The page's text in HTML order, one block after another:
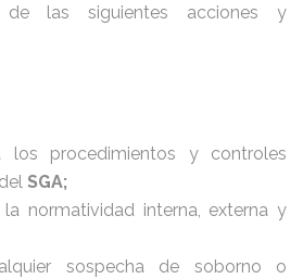
las siguientes acciones y
los procedimientos y controles
SGA;
normatividad interna, externa y
sospecha de soborno o